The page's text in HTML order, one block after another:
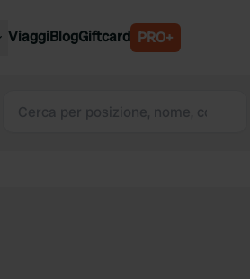
Slovenia
ViaggiBlogGiftcard PRO+